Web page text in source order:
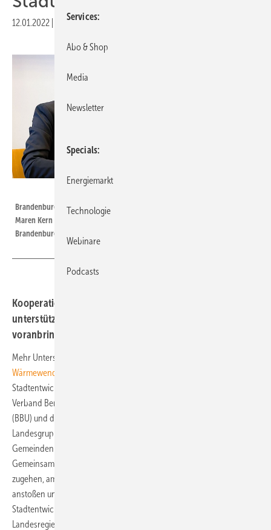
12.01.2022 Druckvorschau
Brandenburgs Infrastrukturminister Guido Beermann, BBU-Vorständin
Maren Kern und Harald Jahnke, Vorsitzender VKU-Landesgruppe Berlin-
Brandenburg (v.l.) bei der Unterzeichnung.
Kooperation von Verbänden und Politik will Kommunen
unterstützen und das Thema Wärmewende
voranbringen.
Mehr Unterstützung für brandenburgische Kommunen bei der
Wärmewende
Stadtentwicklung Brandenburg“ gegründet. Landesregierung, der
Verband Berlin-Brandenburgischer Wohnungsunternehmen e. V.
(BBU) und der Verband kommunaler Unternehmen e. V.,
Landesgruppe Berlin-Brandenburg (VKU wollen so die Städte und
Gemeinden bei der Erreichung der Klimaziele unterstützen.
Gemeinsam wollen die Partner auf die Akteure in den Kommunen
zugehen, ambitionierte kommunale Planungen und konkrete Projekte
anstoßen und so einen Beitrag zum Klimaschutz in der
Stadtentwicklung leisten, heißt es in einer Presseinformation der
Landesregierung.
Services
Abo & Shop
Media
Newsletter
Specials
Energiemarkt
Technologie
Webinare
Podcasts